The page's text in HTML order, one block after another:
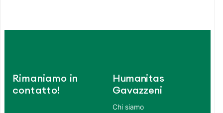
Rimaniamo in
contatto!
Humanitas
Gavazzeni
Chi siamo